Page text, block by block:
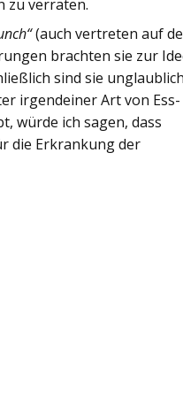
zu verraten.
(auch vertreten auf
brachten sie zur
sind sie unglaublich
irgendeiner Art von Ess-
würde ich sagen, dass
die Erkrankung der